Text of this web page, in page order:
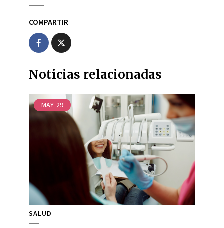
COMPARTIR
Noticias relacionadas
MAY 29
SALUD